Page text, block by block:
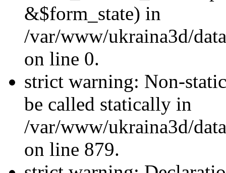
&$form_state) in
/var/www/ukraina3d/
on line 0.
strict warning: Non-
be called statically in
/var/www/ukraina3d/
on line 879.